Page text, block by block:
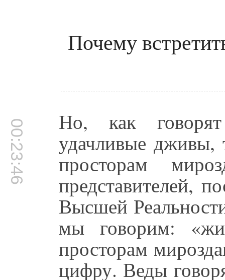
Почему
00:23:46 Но, как
удачливые дживы,
просторам
представителей,
Высшей
мы говорим:
просторам
цифру. Веды